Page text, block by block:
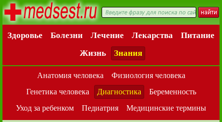
Здоровье Болезни Лечение Лекарства
Питание
Жизнь
Знания
Анатомия человека
Физиология человека
Генетика человека
Диагностика
Беременность
Уход за ребенком
Педиатрия Медицинские термины